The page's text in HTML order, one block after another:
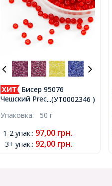
...(УТ0002346 )
Бисер 95076
Чешский Preciosa 10/0,
Середины CTC, Красный,
Упаковка: 50 г
1-2 упак.: 97,00 грн.
3+ упак.: 92,00 грн.